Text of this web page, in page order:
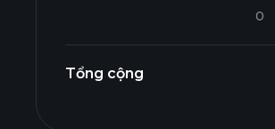
Tổng cộng